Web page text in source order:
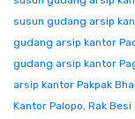
susun gudang arsip
gudang arsip kantor
gudang arsip kantor
arsip kantor Pakpak
Kantor Palopo, Rak Besi